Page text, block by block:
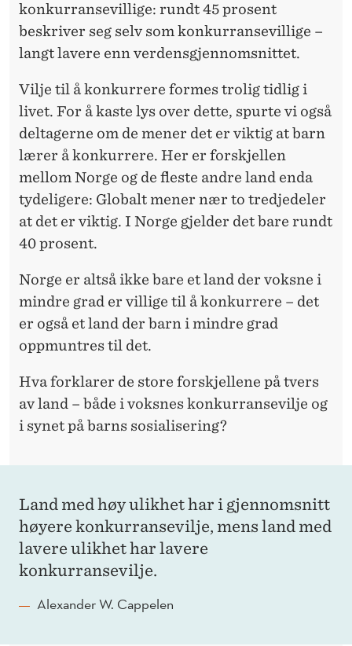
konkurransevillige: rundt 45 prosent
beskriver seg selv som konkurransevillige –
langt lavere enn verdensgjennomsnittet.
Vilje til å konkurrere formes trolig tidlig i
livet. For å kaste lys over dette, spurte vi også
deltagerne om de mener det er viktig at barn
lærer å konkurrere. Her er forskjellen
mellom Norge og de fleste andre land enda
tydeligere: Globalt mener nær to tredjedeler
at det er viktig. I Norge gjelder det bare rundt
40 prosent.
Norge er altså ikke bare et land der voksne i
mindre grad er villige til å konkurrere – det
er også et land der barn i mindre grad
oppmuntres til det.
Hva forklarer de store forskjellene på tvers
av land – både i voksnes konkurransevilje og
i synet på barns sosialisering?
Land med høy ulikhet har i gjennomsnitt
høyere konkurransevilje, mens land med
lavere ulikhet har lavere
konkurransevilje.
Alexander W. Cappelen